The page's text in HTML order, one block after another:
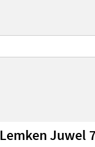
Lemken Juwel